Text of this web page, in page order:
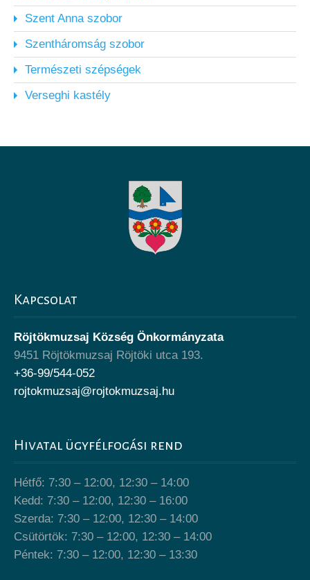
Szent Anna szobor
Szentháromság szobor
Természeti szépségek
Verseghi kastély
Kapcsolat
Röjtökmuzsaj Község Önkormányzata
9451 Röjtökmuzsaj Röjtöki utca 193.
+36-99/544-052
rojtokmuzsaj@rojtokmuzsaj.hu
Hivatal ügyfélfogási rend
Hétfő: 7:30 – 12:00, 12:30 – 14:00
Kedd: 7:30 – 12:00, 12:30 – 16:00
Szerda: 7:30 – 12:00, 12:30 – 14:00
Csütörtök: 7:30 – 12:00, 12:30 – 14:00
Péntek: 7:30 – 12:00, 12:30 – 13:30